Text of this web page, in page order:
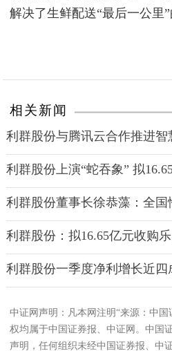
解决了生鲜配送“最后一公里”
相关新闻
利群股份与腾讯云合作推进智
利群股份上演“蛇吞象” 拟
利群股份董事长徐恭藻：全
利群股份：拟16.65亿元收购
利群股份一季度净利增长近四
中证网声明：凡本网注明“来源：中国
权均属于中国证券报、中证网。中国
声明，任何组织未经中国证券报、中